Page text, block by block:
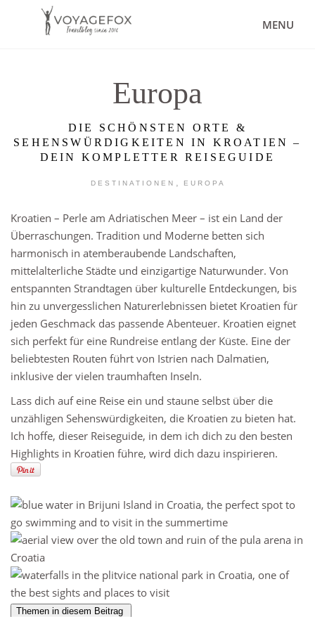
MENU
Europa
DIE SCHÖNSTEN ORTE &
SEHENSWÜRDIGKEITEN IN KROATIEN –
DEIN KOMPLETTER REISEGUIDE
DESTINATIONEN , EUROPA
Kroatien – Perle am Adriatischen Meer – ist ein Land der
Überraschungen. Tradition und Moderne betten sich
harmonisch in atemberaubende Landschaften,
mittelalterliche Städte und einzigartige Naturwunder. Von
entspannten Strandtagen über kulturelle Entdeckungen, bis
hin zu unvergesslichen Naturerlebnissen bietet Kroatien für
jeden Geschmack das passende Abenteuer. Kroatien eignet
sich perfekt für eine Rundreise entlang der Küste. Eine der
beliebtesten Routen führt von Istrien nach Dalmatien,
inklusive der vielen traumhaften Inseln.
Lass dich auf eine Reise ein und staune selbst über die
unzähligen Sehenswürdigkeiten, die Kroatien zu bieten hat.
Ich hoffe, dieser Reiseguide, in dem ich dich zu den besten
Highlights in Kroatien führe, wird dich dazu inspirieren.
Themen in diesem Beitrag